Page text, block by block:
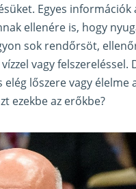
Egyes
ellenére is, hogy
sok rendőrsöt,
vagy felszereléssel.
lőszere vagy élelme
ezekbe az erőkbe?